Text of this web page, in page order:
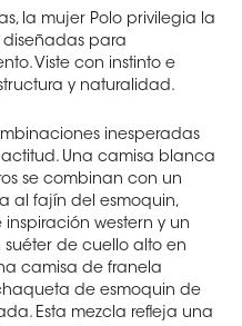
la mujer Polo privilegia la
para
Viste con instinto e
y naturalidad.
inesperadas
Una camisa blanca
se combinan con un
al fajín del esmoquin,
western y un
de cuello alto en
camisa de franela
de esmoquin de
Esta mezcla refleja una